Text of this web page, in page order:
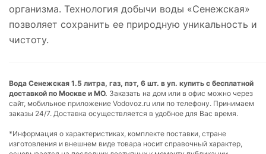
организма. Технология добычи воды «Сенежская»
позволяет сохранить ее природную уникальность и
чистоту.
Вода Сенежская 1.5 литра, газ, пэт, 6 шт. в уп. купить с бесплатной
доставкой по Москве и МО. Заказать на дом или в офис можно через
сайт, мобильное приложение Vodovoz.ru или по телефону. Принимаем
заказы 24/7. Доставка осуществляется в удобное для Вас время.
*Информация о характеристиках, комплекте поставки, стране
изготовления и внешнем виде товара носит справочный характер,